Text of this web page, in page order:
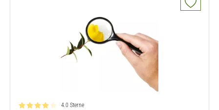
Bewertung: 4.0 von 5
4.0 Sterne